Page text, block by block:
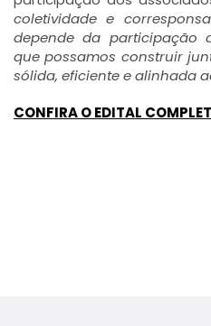
coletividade e
depende da participação
que possamos construir
sólida, eficiente e alinhada
CONFIRA O EDITAL